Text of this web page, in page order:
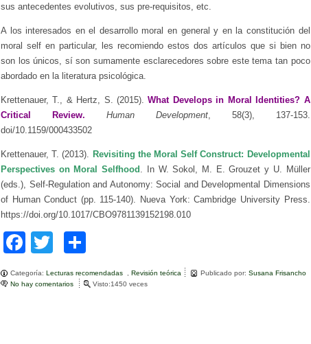
sus antecedentes evolutivos, sus pre-requisitos, etc.
A los interesados en el desarrollo moral en general y en la constitución del
moral self en particular, les recomiendo estos dos artículos que si bien no
son los únicos, sí son sumamente esclarecedores sobre este tema tan poco
abordado en la literatura psicológica.
Krettenauer, T., & Hertz, S. (2015).What Develops in Moral Identities? A
Critical Review. Human Development, 58(3), 137-153.
doi/10.1159/000433502
Krettenauer, T. (2013). Revisiting the Moral Self Construct: Developmental
Perspectives on Moral Selfhood . In W. Sokol, M. E. Grouzet y U. Müller
(eds.), Self-Regulation and Autonomy: Social and Developmental Dimensions
of Human Conduct (pp. 115-140). Nueva York: Cambridge University Press.
https://doi.org/10.1017/CBO9781139152198.010
F
a
c
tt
m
Categoría: Lecturas recomendadas Revisión teórica Publicado por: Susana Frisancho
No hay comentarios
Visto:1450 veces